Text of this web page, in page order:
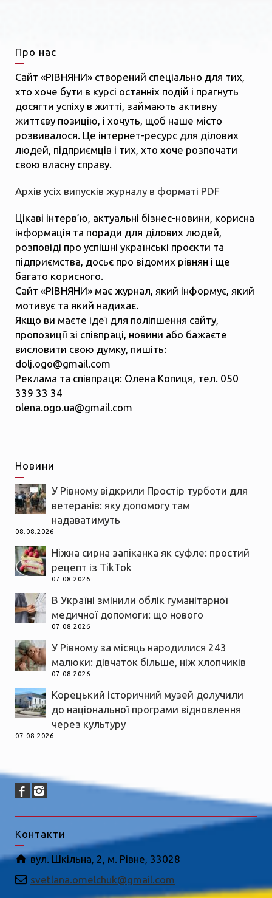
Про нас
Сайт «РІВНЯНИ» створений спеціально для тих,
хто хоче бути в курсі останніх подій і прагнуть
досягти успіху в житті, займають активну
життєву позицію, і хочуть, щоб наше місто
розвивалося. Це інтернет-ресурс для ділових
людей, підприємців і тих, хто хоче розпочати
свою власну справу.
Архів усіх випусків журналу в форматі PDF
Цікаві інтерв’ю, актуальні бізнес-новини, корисна
інформація та поради для ділових людей,
розповіді про успішні українські проєкти та
підприємства, досьє про відомих рівнян і ще
багато корисного.
Сайт «РІВНЯНИ» має журнал, який інформує, який
мотивує та який надихає.
Якщо ви маєте ідеї для поліпшення сайту,
пропозиції зі співпраці, новини або бажаєте
висловити свою думку, пишіть:
dolj.ogo@gmail.com
Реклама та співпраця: Олена Копиця, тел. 050
339 33 34
olena.ogo.ua@gmail.com
Новини
У Рівному відкрили Простір турботи для
ветеранів: яку допомогу там
надаватимуть
08.08.2026
Ніжна сирна запіканка як суфле: простий
рецепт із TikTok
07.08.2026
В Україні змінили облік гуманітарної
медичної допомоги: що нового
07.08.2026
У Рівному за місяць народилися 243
малюки: дівчаток більше, ніж хлопчиків
07.08.2026
Корецький історичний музей долучили
до національної програми відновлення
через культуру
07.08.2026
Контакти
вул. Шкільна, 2, м. Рівне, 33028
svetlana.omelchuk@gmail.com